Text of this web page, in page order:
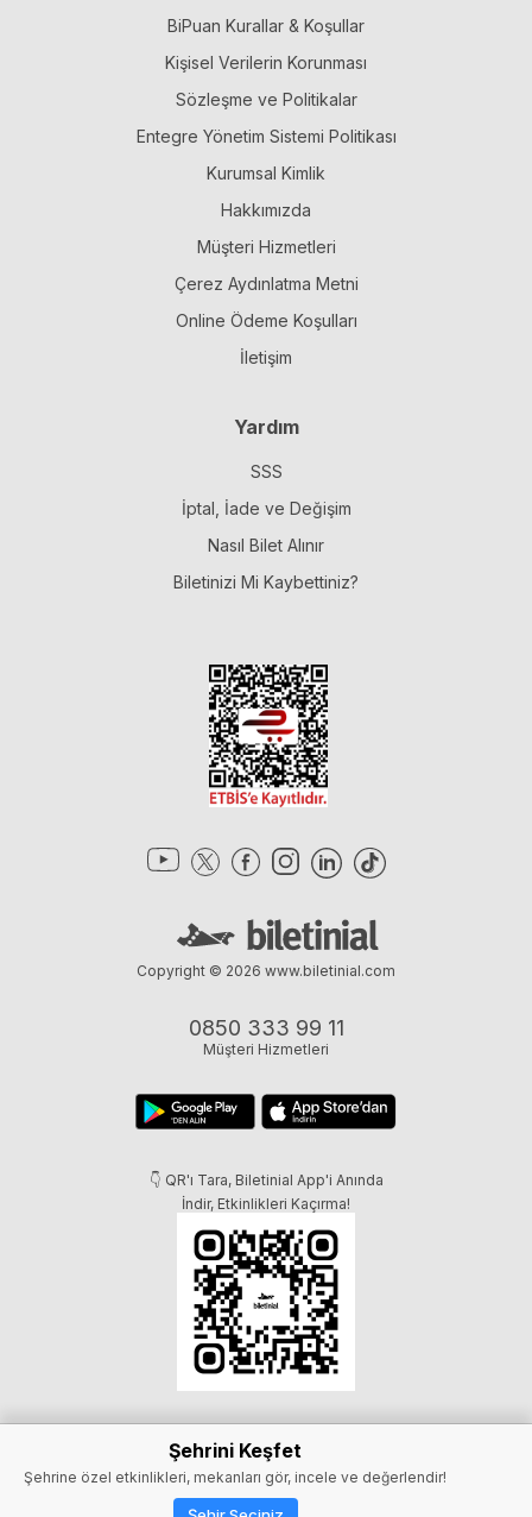
Şehrini Keşfet
Şehrine özel etkinlikleri, mekanları gör, incele ve değerlendir!
BiPuan Kurallar & Koşullar
Kişisel Verilerin Korunması
Sözleşme ve Politikalar
Entegre Yönetim Sistemi Politikası
Kurumsal Kimlik
Hakkımızda
Müşteri Hizmetleri
Çerez Aydınlatma Metni
Online Ödeme Koşulları
İletişim
Yardım
SSS
İptal, İade ve Değişim
Nasıl Bilet Alınır
Biletinizi Mi Kaybettiniz?
0850 333 99 11
Müşteri Hizmetleri
👇 QR'ı Tara, Biletinial App'i Anında
İndir, Etkinlikleri Kaçırma!
Copyright © 2026 www.biletinial.com